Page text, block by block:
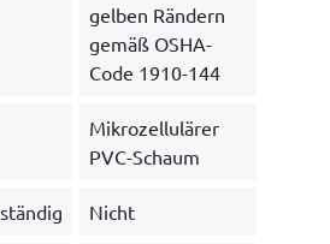
gelben Rändern
gemäß OSHA-
Code 1910-144
Mikrozellulärer
PVC-Schaum
Nicht